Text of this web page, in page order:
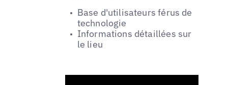
Base d'utilisateurs férus de
technologie
Informations détaillées sur
le lieu